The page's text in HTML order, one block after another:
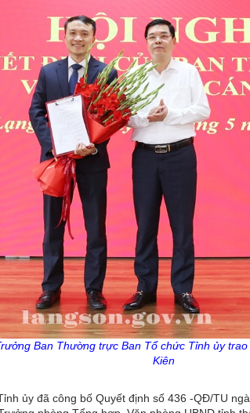
Ban Thường trực Ban Tổ chức Tỉnh ủytrao
Kiên
ủy đã công bố Quyết định số 436 -QĐ/TU